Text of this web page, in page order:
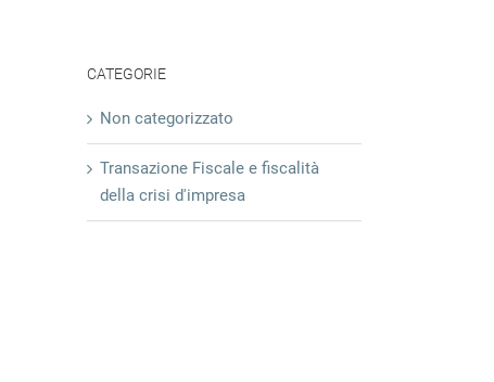
CATEGORIE
Non categorizzato
Transazione Fiscale e fiscalità
della crisi d'impresa